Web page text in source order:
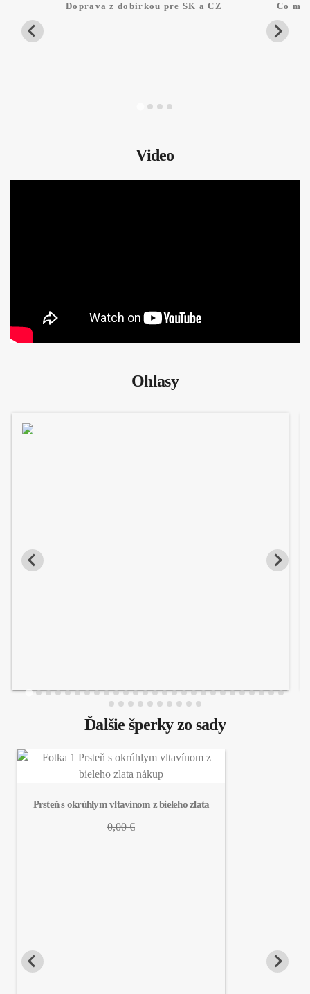
Doprava z dobirkou pre SK a CZ Co
Video
Ohlasy
Ďalšie šperky zo sady
Prsteň s okrúhlym vltavínom z bieleho zlata
0,00 €